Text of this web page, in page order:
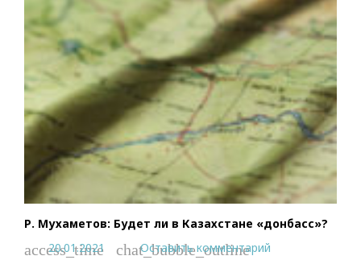
Р. Мухаметов: Будет ли в Казахстане «донбасс»?
access_time
20.01.2021 chat_bubble_outline
Оставить комментарий